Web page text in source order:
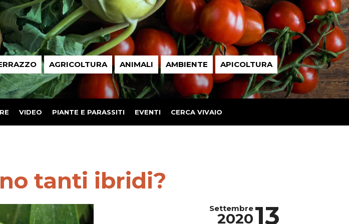
AGRICOLTURA ANIMALI AMBIENTE APICOLTURA
VIDEO PIANTE E PARASSITI EVENTI CERCA VIVAIO
tanti ibridi?
13
Settembre
2020